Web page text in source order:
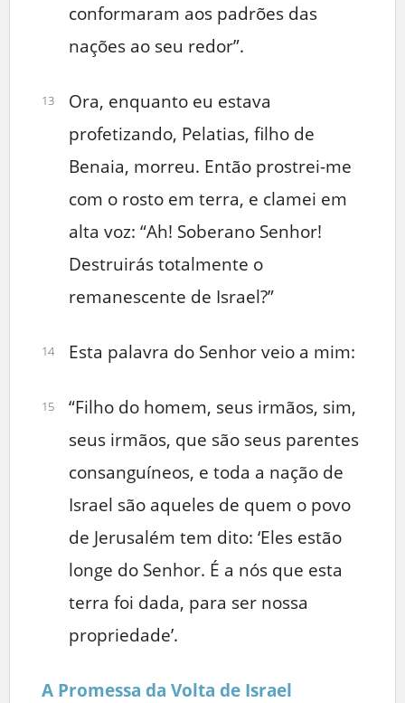
conformaram aos padrões das
nações ao seu redor”.
13
Ora, enquanto eu estava
profetizando, Pelatias, filho de
Benaia, morreu. Então prostrei-me
com o rosto em terra, e clamei em
alta voz: “Ah! Soberano Senhor!
Destruirás totalmente o
remanescente de Israel?”
14 Esta palavra do Senhor veio a mim:
15
“Filho do homem, seus irmãos, sim,
seus irmãos, que são seus parentes
consanguíneos, e toda a nação de
Israel são aqueles de quem o povo
de Jerusalém tem dito: ‘Eles estão
longe do Senhor. É a nós que esta
terra foi dada, para ser nossa
propriedade’.
A Promessa da Volta de Israel